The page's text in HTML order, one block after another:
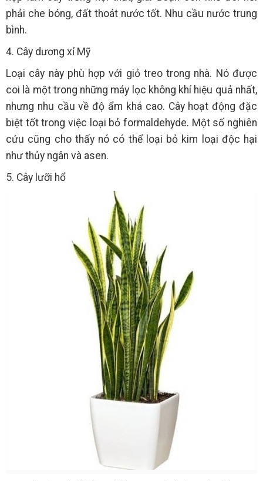
phải che bóng, đất thoát nước tốt. Nhu cầu nước trung
bình.
4. Cây dương xỉ Mỹ
Loại cây này phù hợp với giỏ treo trong nhà. Nó được
coi là một trong những máy lọc không khí hiệu quả nhất,
nhưng nhu cầu về độ ẩm khá cao. Cây hoạt động đặc
biệt tốt trong việc loại bỏ formaldehyde. Một số nghiên
cứu cũng cho thấy nó có thể loại bỏ kim loại độc hại
như thủy ngân và asen.
5. Cây lưỡi hổ